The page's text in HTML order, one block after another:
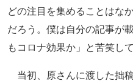
どの注目を集めることはな
だろう。僕は自分の記事が
もコロナ効果か」と苦笑して
当初、原さんに渡した拙